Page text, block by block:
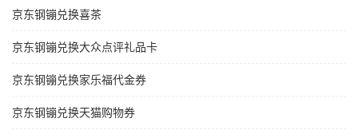
京东钢镚兑换喜茶
京东钢镚兑换大众点评礼品卡
京东钢镚兑换家乐福代金券
京东钢镚兑换天猫购物券